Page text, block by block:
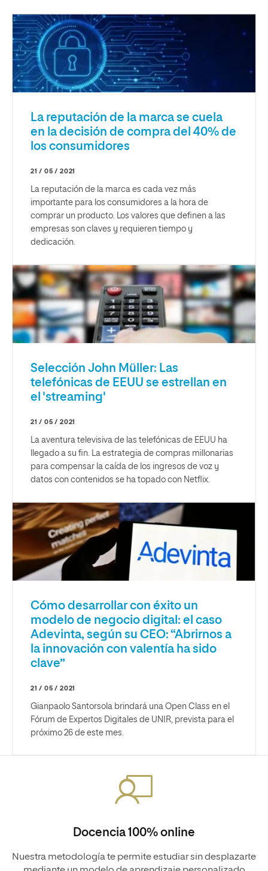
La reputación de la marca se cuela
en la decisión de compra del 40% de
los consumidores
21 / 05 / 2021
La reputación de la marca es cada vez más
importante para los consumidores a la hora de
comprar un producto. Los valores que definen a las
empresas son claves y requieren tiempo y
dedicación.
Selección John Müller: Las
telefónicas de EEUU se estrellan en
el 'streaming'
21 / 05 / 2021
La aventura televisiva de las telefónicas de EEUU ha
llegado a su fin. La estrategia de compras millonarias
para compensar la caída de los ingresos de voz y
datos con contenidos se ha topado con Netflix.
Cómo desarrollar con éxito un
modelo de negocio digital: el caso
Adevinta, según su CEO: “Abrirnos a
la innovación con valentía ha sido
clave”
21 / 05 / 2021
Gianpaolo Santorsola brindará una Open Class en el
Fórum de Expertos Digitales de UNIR, prevista para el
próximo 26 de este mes.
Docencia 100% online
Nuestra metodología te permite estudiar sin desplazarte